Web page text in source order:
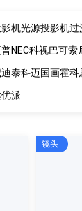
机光源投影机过
NEC科视巴可索
泰科迈国画霍科
优派
镜头